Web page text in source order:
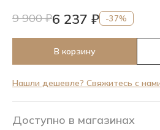
9 900 ₽6 237 ₽ -37%
В корзину
Нашли дешевле? Свяжитесь с
Доступно в магазинах